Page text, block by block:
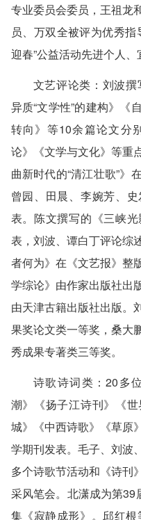
专业委员会委员，王祖龙
员、万双全被评为优秀
迎春”公益活动先进个人、
文艺评论类 ：刘波
异质“文学性”的建构》《
转向》等10余篇论文分
论》《文学与文化》等重
曲新时代的“清江壮歌”》
曾园、田晨、李婉芳、
表。陈文撰写的《三峡
表，刘波、谭白丁评论综
者何为》在《文艺报》整
学综论》由作家出版社出
由天津古籍出版社出版。
果奖论文类一等奖，桑大
秀成果专著类三等奖。
诗歌诗词类 ：20多
潮》《扬子江诗刊》《
城》《中西诗歌》《草原
学期刊发表。毛子、刘波
多个诗歌节活动和《诗刊
采风笔会。北潇成为第39
集《寂静成形》。邱红根